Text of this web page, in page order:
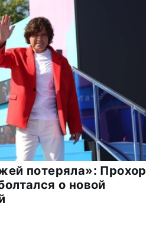
потеряла»: Прохор
о новой